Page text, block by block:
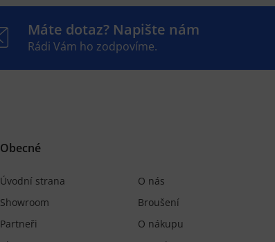
Máte dotaz? Napište nám
Rádi Vám ho zodpovíme.
Obecné
Úvodní strana
O nás
Showroom
Broušení
Partneři
O nákupu